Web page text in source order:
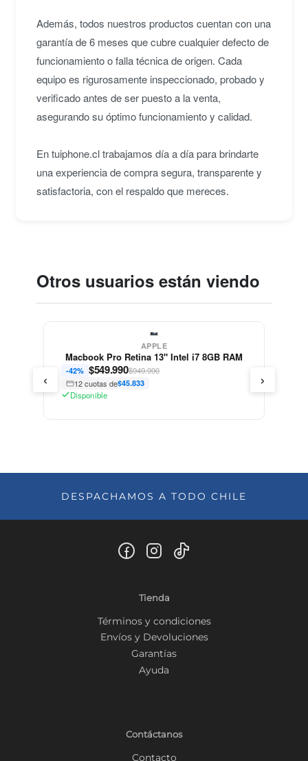
Además, todos nuestros productos cuentan con una
garantía de 6 meses que cubre cualquier defecto de
funcionamiento o falla técnica de origen. Cada
equipo es rigurosamente inspeccionado, probado y
verificado antes de ser puesto a la venta,
asegurando su óptimo funcionamiento y calidad.
En tuiphone.cl trabajamos día a día para brindarte
una experiencia de compra segura, transparente y
satisfactoria, con el respaldo que mereces.
Otros usuarios están viendo
APPLE
Macbook Pro Retina 13" Intel i7 8GB RAM
-42% $549.990$949.990
12 cuotas de$45.833
Disponible
‹ ›
DESPACHAMOS A TODO CHILE
Tienda
Términos y condiciones
Envíos y Devoluciones
Garantías
Ayuda
Contáctanos
Contacto